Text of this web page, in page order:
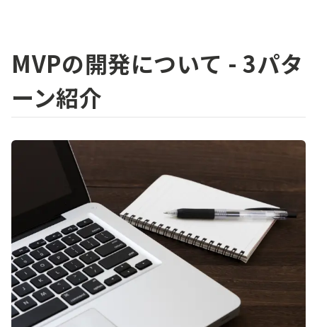
MVPの開発について - 3パタ
ーン紹介